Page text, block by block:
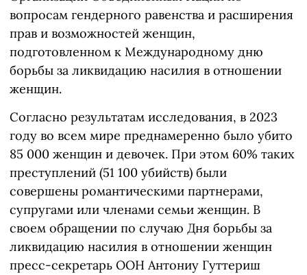
вопросам гендерного равенства и расширения
прав и возможностей женщин,
подготовленном к Международному дню
борьбы за ликвидацию насилия в отношении
женщин.
Согласно результатам исследования, в 2023
году во всем мире преднамеренно было убито
85 000 женщин и девочек. При этом 60% таких
преступлений (51 100 убийств) были
совершены романтическими партнерами,
супругами или членами семьи женщин. В
своем обращении по случаю Дня борьбы за
ликвидацию насилия в отношении женщин
пресс-секретарь ООН Антониу Гуттериш